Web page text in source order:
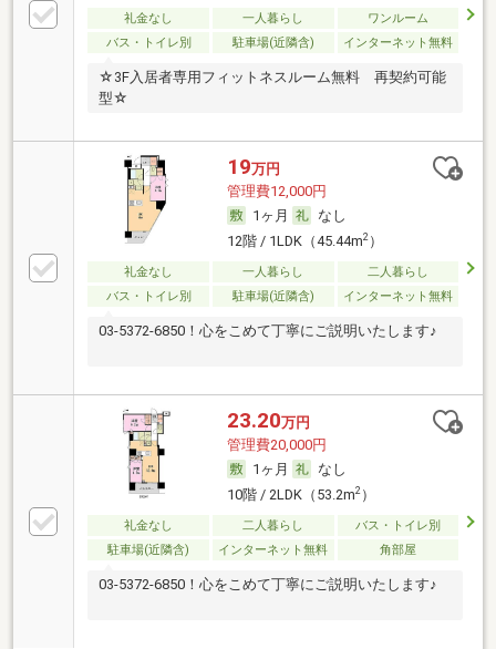
礼金なし 一人暮らし
ワンルーム
バス・トイレ別
駐車場(近隣含) インターネット無料
☆3F入居者専用フィットネスルーム無料 再契約可能
型☆
19万円
管理費12,000円
1ヶ月
なし
12階 / 1LDK（45.44m2）
礼金なし 一人暮らし
二人暮らし
バス・トイレ別
駐車場(近隣含) インターネット無料
03-5372-6850！心をこめて丁寧にご説明いたします♪
23.20万円
管理費20,000円
1ヶ月
なし
10階 / 2LDK（53.2m2）
礼金なし 二人暮らし
バス・トイレ別
駐車場(近隣含)
インターネット無料 角部屋
03-5372-6850！心をこめて丁寧にご説明いたします♪